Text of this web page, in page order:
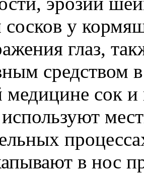
у
глаз,
средством
медицине сок
используют
в нос